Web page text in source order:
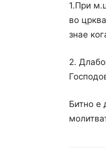
1.При
во
знае
2.
Битно е